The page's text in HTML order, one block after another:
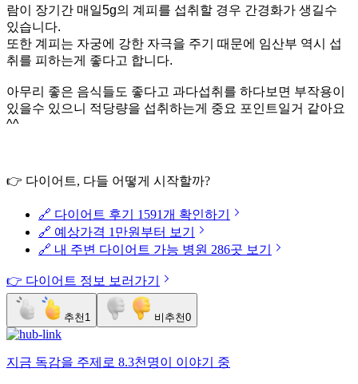
람이 장기간 매일5g의 계피를 섭취할 경우 간경화가 생길수
있습니다.
또한 계피는 자궁에 강한 자극을 주기 때문에 임산부 역시 섭
취를 피하는게 좋다고 합니다.
아무리 좋은 음식들도 좋다고 과다섭취를 하다보면 부작용이
있을수 있으니 적당량을 섭취하는게 중요 포인트일거 같아요
^^
👉 다이어트, 다들 어떻게 시작할까?
🔗 다이어트 후기 1591개 확인하기
🔗 예상가격 1만원부터 보기
🔗 내 주변 다이어트 가능 병원 286곳 보기
👉 다이어트 정보 보러가기
추천 1 비추천0
지금 독감을 주제로 8.3천명이 이야기 중